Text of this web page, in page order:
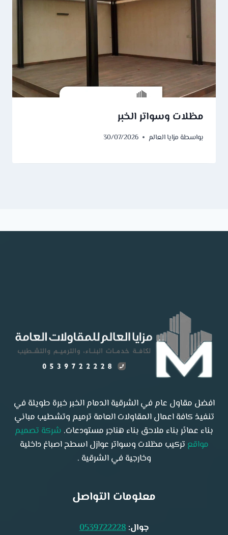
مظلات وسواتر الخبر
بواسطة مزايا العالم 30/07/2026
افضل مقاول عام في الشرقية الدمام الخبر خبرة طويلة في
تنفيذ كافة اعمال المقاولات العامة ترميم وتشطيب مباني
بناء عمائر بناء ملاحق بناء هناجر مستودعات. شركة تصميم
مواقع تركيب مظلات وسواتر عوازل اسطح اصباغ داخلية
وخارجية في الشرقية .
معلومات التواصل
جوال:0539722228